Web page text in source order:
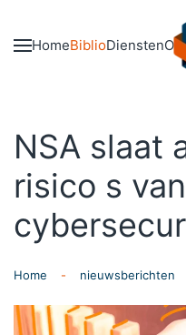
Skip to main content
HomeBiblioDiensten
NSA slaat
risico s
Home nieuwsberichten